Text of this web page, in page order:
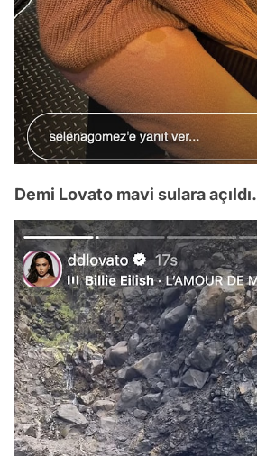
Demi Lovato mavi sulara açıldı.